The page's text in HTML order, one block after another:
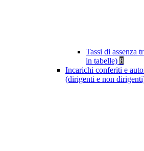
Tassi di assenza
in tabelle) 8
Incarichi conferiti e
(dirigenti e non